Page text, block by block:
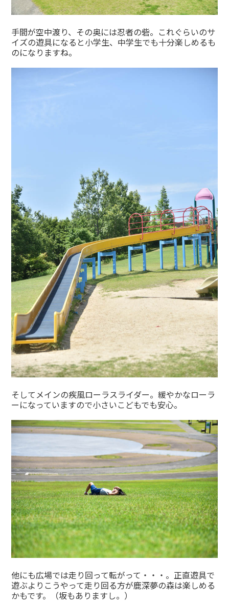
手間が空中渡り、その奥には忍者の砦。これぐらいのサ
イズの遊具になると小学生、中学生でも十分楽しめるも
のになりますね。
そしてメインの疾風ローラスライダー。緩やかなローラ
ーになっていますので小さいこどもでも安心。
他にも広場では走り回って転がって・・・。正直遊具で
遊ぶよりこうやって走り回る方が鹿深夢の森は楽しめる
かもです。（坂もありますし。）